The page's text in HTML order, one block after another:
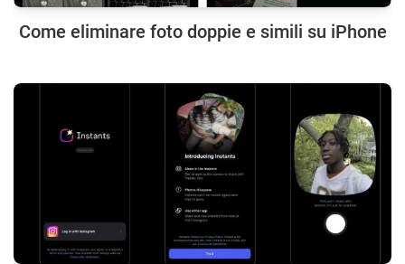
Come eliminare foto doppie e simili su iPhone